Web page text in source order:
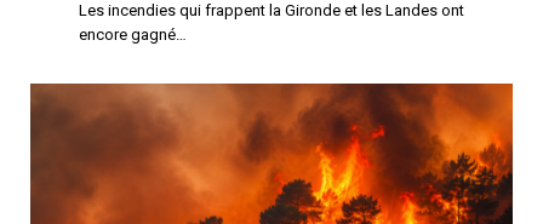
Les incendies qui frappent la Gironde et les Landes ont
encore gagné…